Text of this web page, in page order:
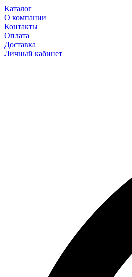
Каталог
О компании
Контакты
Оплата
Доставка
Личный кабинет